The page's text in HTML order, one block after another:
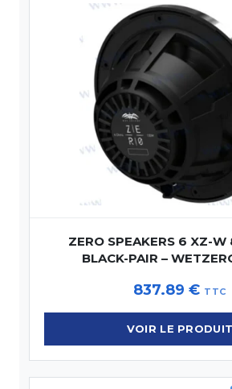
ZERO SPEAKERS 6 XZ-W
BLACK-PAIR –
837.89€ TTC
VOIR LE PRODUIT